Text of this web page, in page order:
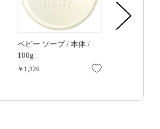
ベビー ソープ / 本体 /
100g
￥1,320